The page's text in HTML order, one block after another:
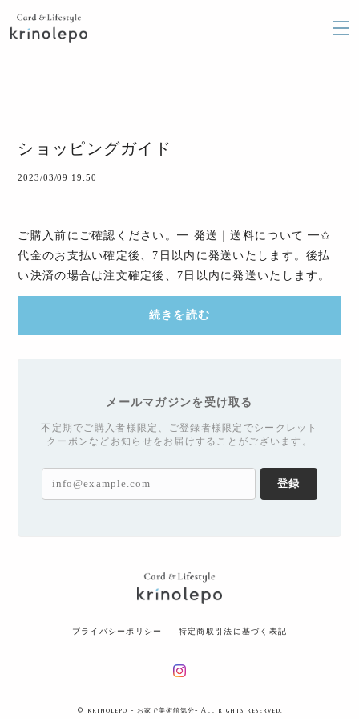
ショッピングガイド
2023/03/09 19:50
ご購入前にご確認ください。━ 発送｜送料について ━✩
代金のお支払い確定後、7日以内に発送いたします。後払
い決済の場合は注文確定後、7日以内に発送いたします。
配送日時の指定が可能な場合で、かつ指定が...
続きを読む
メールマガジンを受け取る
不定期でご購入者様限定、ご登録者様限定でシークレット
クーポンなどお知らせをお届けすることがございます。
登録
プライバシーポリシー 特定商取引法に基づく表記
© krinolepo - お家で美術館気分- All rights reserved.